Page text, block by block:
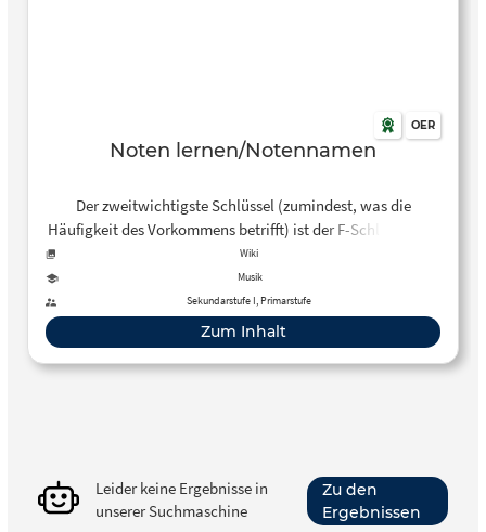
OER
Noten lernen/Notennamen
Der zweitwichtigste Schlüssel (zumindest, was die
Häufigkeit des Vorkommens betrifft) ist der F-Schlüssel der
für das untere Notensystem des Klaviers, für nahezu alle
Bass-Instrumente und natürlich auch für die Bass-Sänger
(im Chor) verwendet wird. Er ist aus dem Buchstaben “F”
entstanden und die beiden F-Striche umklammern die Linie
F.
Wiki
Musik
Sekundarstufe I, Primarstufe
Zum Inhalt
Leider keine Ergebnisse in
unserer Suchmaschine
Zu den
Ergebnissen